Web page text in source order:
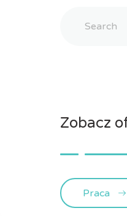
Zobacz
Praca